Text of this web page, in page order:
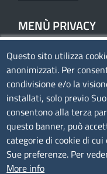
MENÙ PRIVACY
Privacy
Cookie policy
Note legali
Mappa del sito
Accesso riservato
SEGUICI SU
Questo sito utilizza
anonimizzati. Per
condivisione e/o la
installati, solo previo
consentono alla terza
questo banner, può
categorie di cookie di
Sue preferenze. Per
More info